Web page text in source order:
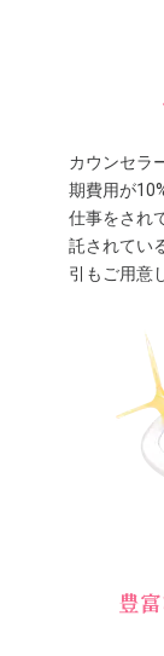
カウンセラ
期費用が
仕事をされ
託されてい
引もご用意
豊